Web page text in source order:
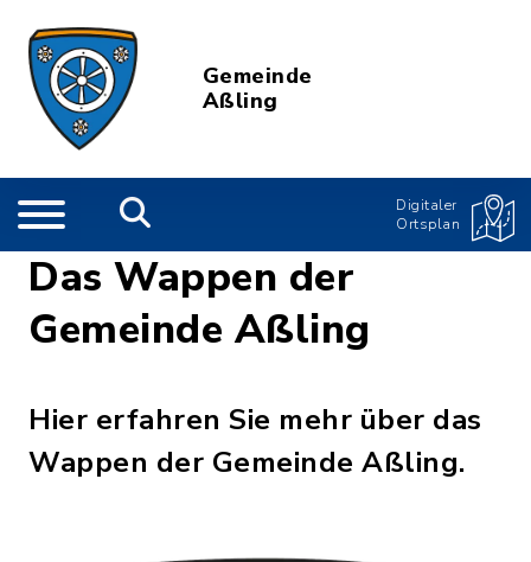
Gemeinde
Aßling
Digitaler
Ortsplan
Das Wappen der
Gemeinde Aßling
Hier erfahren Sie mehr über das
Wappen der Gemeinde Aßling.